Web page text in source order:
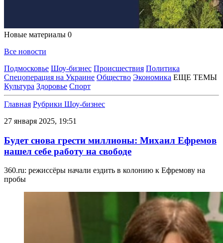
Новые материалы 0
Все новости
Подмосковье Шоу-бизнес Происшествия Политика
Спецоперация на Украине Общество Экономика ЕЩЕ ТЕМЫ
Культура Здоровье Спорт
Главная Рубрики Шоу-бизнес
27 января 2025, 19:51
Будет снова грести миллионы: Михаил Ефремов
нашел себе работу на свободе
360.ru: режиссёры начали ездить в колонию к Ефремову на
пробы